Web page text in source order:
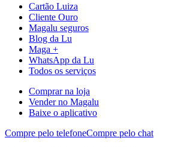
Cartão Luiza
Cliente Ouro
Magalu seguros
Blog da Lu
Maga +
WhatsApp da Lu
Todos os serviços
Comprar na loja
Vender no Magalu
Baixe o aplicativo
Compre pelo telefoneCompre pelo chat